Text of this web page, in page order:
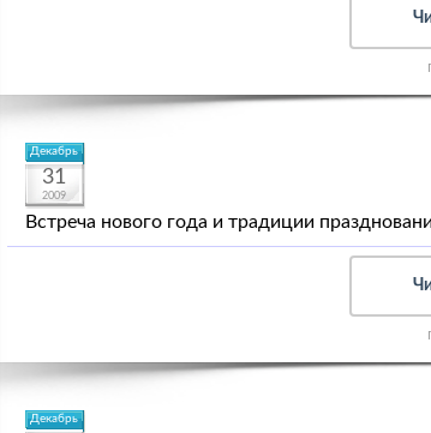
Декабрь
31
2009
Встреча нового года и традиции
Декабрь